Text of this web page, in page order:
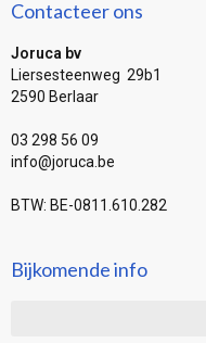
Contacteer ons
Joruca bv
Liersesteenweg 29b1
2590 Berlaar
03 298 56 09
info@joruca.be
BTW: BE-0811.610.282
Bijkomende info